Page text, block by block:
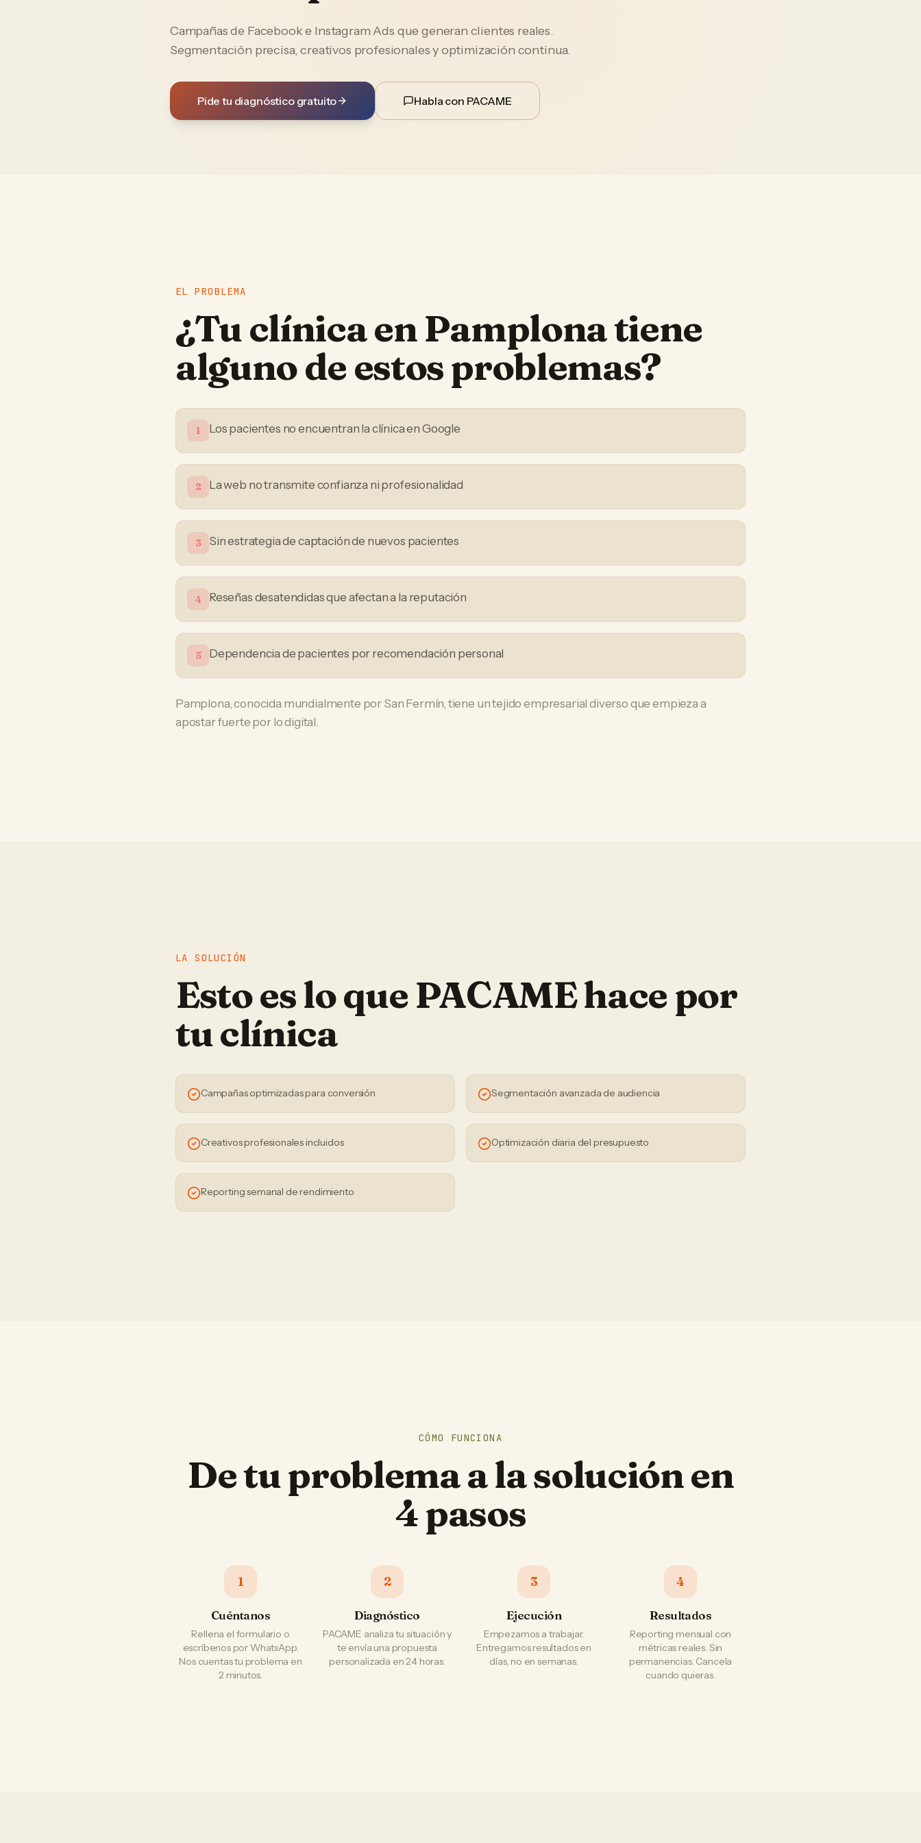
Campañas de Facebook e Instagram Ads que generan clientes reales.
Segmentación precisa, creativos profesionales y optimización continua.
Pide tu diagnóstico gratuito Habla con PACAME
EL PROBLEMA
¿TuclínicaenPamplonatiene
alguno de estos problemas?
1 Los pacientes no encuentran la clínica en Google
2 La web no transmite confianza ni profesionalidad
3 Sin estrategia de captación de nuevos pacientes
4 Reseñas desatendidas que afectan a la reputación
5 Dependencia de pacientes por recomendación personal
Pamplona, conocida mundialmente por San Fermín, tiene un tejido empresarial diverso que empieza a
apostar fuerte por lo digital.
LA SOLUCIÓN
Esto es lo que PACAME hace por
tuclínica
Campañas optimizadas para conversión Segmentación avanzada de audiencia
Creativos profesionales incluidos Optimización diaria del presupuesto
Reporting semanal de rendimiento
CÓMO FUNCIONA
De tu problema a la solución en
4 pasos
1
Cuéntanos
Rellena el formulario o
escríbenos por WhatsApp.
Nos cuentas tu problema en
2 minutos.
2
Diagnóstico
PACAME analiza tu situación y
te envía una propuesta
personalizada en 24 horas.
3
Ejecución
Empezamos a trabajar.
Entregamos resultados en
días, no en semanas.
4
Resultados
Reporting mensual con
métricas reales. Sin
permanencias. Cancela
cuando quieras.